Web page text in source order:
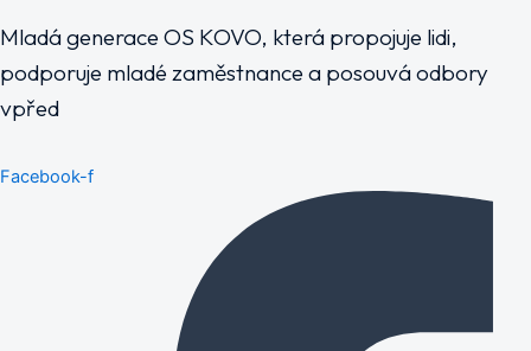
Mladá generace OS KOVO, která propojuje lidi,
podporuje mladé zaměstnance a posouvá odbory
vpřed
Facebook-f